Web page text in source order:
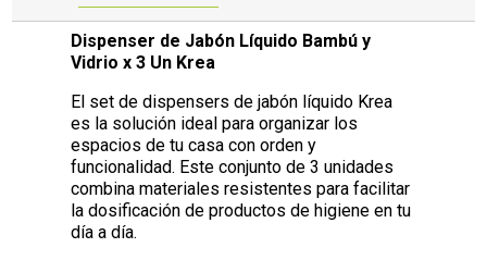
Dispenser de Jabón Líquido Bambú y
Vidrio x 3 Un Krea
El set de dispensers de jabón líquido Krea
es la solución ideal para organizar los
espacios de tu casa con orden y
funcionalidad. Este conjunto de 3 unidades
combina materiales resistentes para facilitar
la dosificación de productos de higiene en tu
día a día.